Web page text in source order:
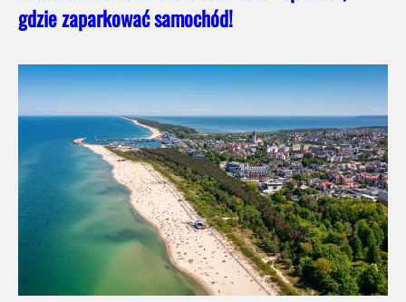
gdzie zaparkować samochód!